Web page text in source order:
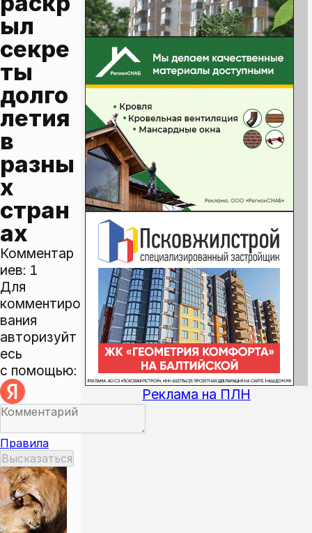
ыл
секре
ты
долго
летия
в
разны
х
стран
ах
Комментар
иев: 1
Для
комментиро
вания
авторизуйт
есь
с помощью:
Правила
Реклама на ПЛН